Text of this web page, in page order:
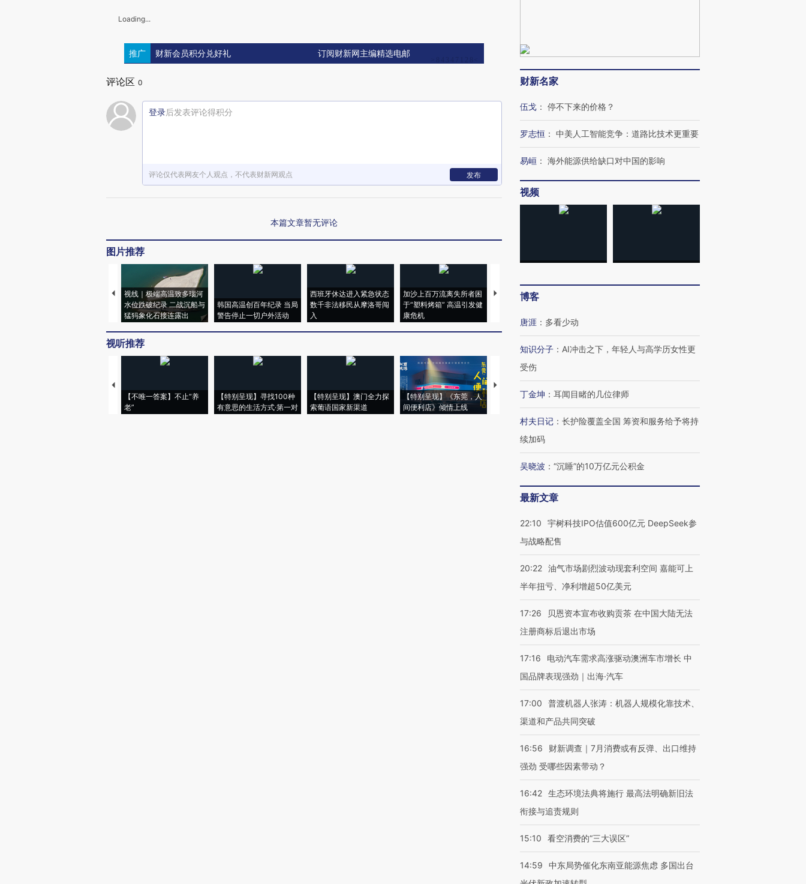
Loading...
推广 财新会员积分兑好礼 订阅财新网主编精选电邮
评论区 0
登录后发表评论得积分
评论仅代表网友个人观点，不代表财新网观点 发布
本篇文章暂无评论
图片推荐
视线｜极端高温致多瑙河
水位跌破纪录 二战沉船与
猛犸象化石接连露出
韩国高温创百年纪录 当局
警告停止一切户外活动
西班牙休达进入紧急状态
数千非法移民从摩洛哥闯
入
加沙上百万流离失所者困
于“塑料烤箱” 高温引发健
康危机
视线｜HYROX的吸金
视听推荐
【不唯一答案】不止“养
老”
【特别呈现】寻找100种
有意思的生活方式·第一对
【特别呈现】澳门全力探
索葡语国家新渠道
【特别呈现】《东莞，人
间便利店》倾情上线
【推广】走进第四届链博
会，让数智科技“链”接产
【特别呈现】寻找100种
有意思的生活方式·第三对
住三大增长引擎是什么？
财新名家
伍戈 ： 停不下来的价格？
罗志恒 ： 中美人工智能竞争：道路比技术更重要
易峘 ： 海外能源供给缺口对中国的影响
视频
博客
唐涯 ： 多看少动
知识分子 ： AI冲击之下，年轻人与高学历女性更
受伤
丁金坤 ： 耳闻目睹的几位律师
村夫日记 ： 长护险覆盖全国 筹资和服务给予将持
续加码
吴晓波 ： “沉睡”的10万亿元公积金
最新文章
22:10
宇树科技IPO估值600亿元 DeepSeek参
与战略配售
20:22 油气市场剧烈波动现套利空间 嘉能可上
半年扭亏、净利增超50亿美元
17:26
贝恩资本宣布收购贡茶 在中国大陆无法
注册商标后退出市场
17:16
电动汽车需求高涨驱动澳洲车市增长 中
国品牌表现强劲｜出海·汽车
17:00
普渡机器人张涛：机器人规模化靠技术、
渠道和产品共同突破
16:56
财新调查｜7月消费或有反弹、出口维持
强劲 受哪些因素带动？
16:42 生态环境法典将施行 最高法明确新旧法
衔接与追责规则
15:10 看空消费的“三大误区”
14:59
中东局势催化东南亚能源焦虑 多国出台